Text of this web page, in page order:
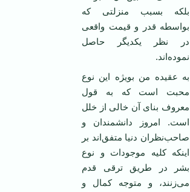
بلکه بسبب منزلتی که
بواسطه قدر و قیمت واقعی
در نظر یکدیگر حاصل
نموده‌اند.
به عقیده من بویژه این نوع
محبت است که به قول
معروف بنای آن خالی از خلل
است. امروز دانشمندان و
صاحب‌نظران دنیا متفق‌اند بر
اینکه کلیه موجودات و نوع
بشر در طریق ترقی قدم
می‌زنند، و متوجه کمال و